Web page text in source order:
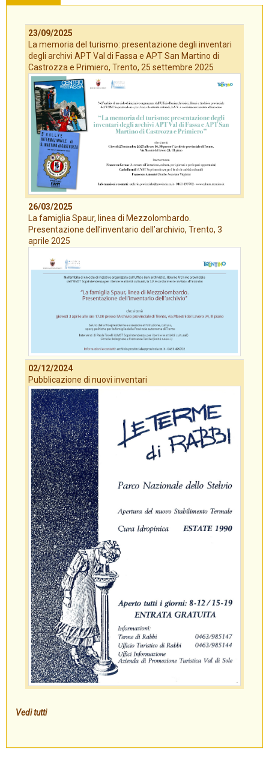
23/09/2025
La memoria del turismo: presentazione degli inventari
degli archivi APT Val di Fassa e APT San Martino di
Castrozza e Primiero, Trento, 25 settembre 2025
26/03/2025
La famiglia Spaur, linea di Mezzolombardo.
Presentazione dell’inventario dell’archivio, Trento, 3
aprile 2025
02/12/2024
Pubblicazione di nuovi inventari
Vedi tutti